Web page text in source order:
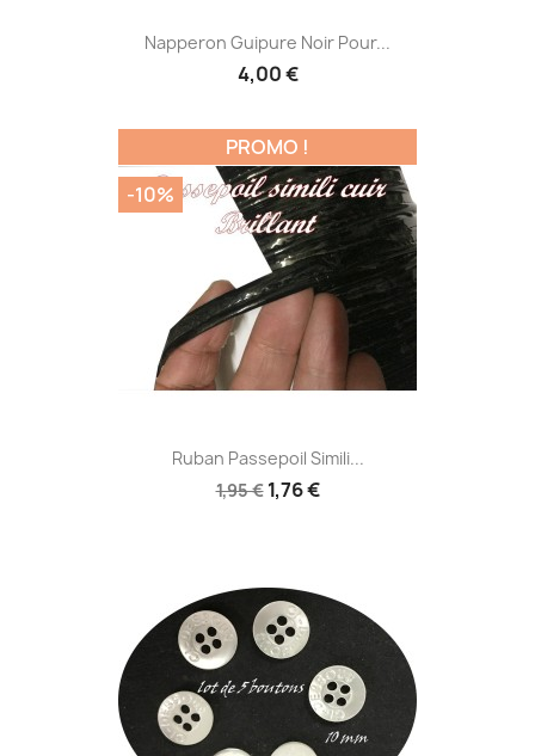
Napperon Guipure Noir Pour...
4,00 €
Ruban Passepoil Simili...
1,95 € 1,76 €
PROMO !
-10%